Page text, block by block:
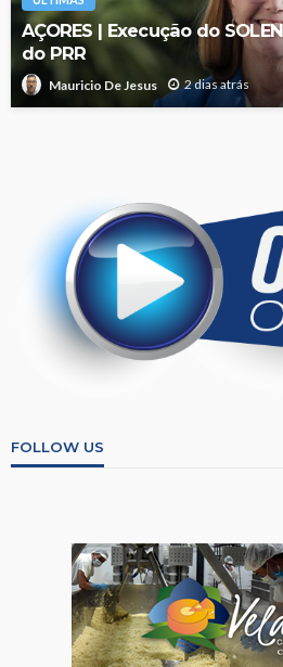
AÇORES | Execução do
do PRR
Mauricio De Jesus 2 dias atrás
FOLLOW US